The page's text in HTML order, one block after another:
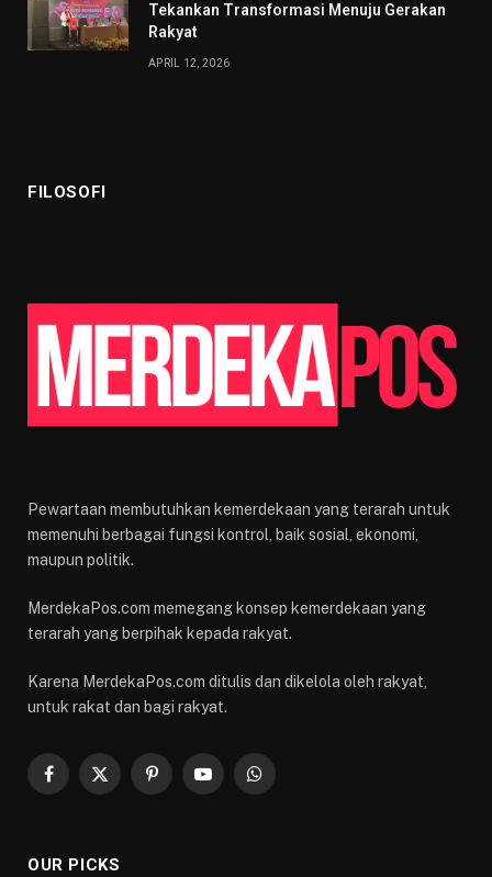
Tekankan Transformasi Menuju Gerakan
Rakyat
APRIL 12, 2026
FILOSOFI
Pewartaan membutuhkan kemerdekaan yang terarah untuk
memenuhi berbagai fungsi kontrol, baik sosial, ekonomi,
maupun politik.
MerdekaPos.com memegang konsep kemerdekaan yang
terarah yang berpihak kepada rakyat.
Karena MerdekaPos.com ditulis dan dikelola oleh rakyat,
untuk rakat dan bagi rakyat.
Facebook
X
PinterestYouTubeWhatsApp
OUR PICKS